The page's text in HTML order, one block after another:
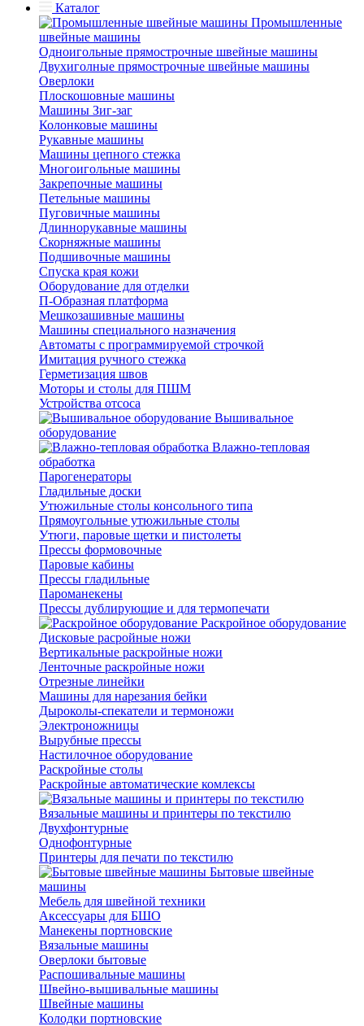
Каталог
Промышленные
швейные машины
Одноигольные прямострочные швейные машины
Двухиголные прямострочные швейные машины
Оверлоки
Плоскошовные машины
Машины Зиг-заг
Колонковые машины
Рукавные машины
Машины цепного стежка
Многоигольные машины
Закрепочные машины
Петельные машины
Пуговичные машины
Длиннорукавные машины
Скорняжные машины
Подшивочные машины
Спуска края кожи
Оборудование для отделки
П-Образная платформа
Мешкозашивные машины
Машины специального назначения
Автоматы с программируемой строчкой
Имитация ручного стежка
Герметизация швов
Моторы и столы для ПШМ
Устройства отсоса
Вышивальное
оборудование
Влажно-тепловая
обработка
Парогенераторы
Гладильные доски
Утюжильные столы консольного типа
Прямоугольные утюжильные столы
Утюги, паровые щетки и пистолеты
Прессы формовочные
Паровые кабины
Прессы гладильные
Пароманекены
Прессы дублирующие и для термопечати
Раскройное оборудование
Дисковые расройные ножи
Вертикальные раскройные ножи
Ленточные раскройные ножи
Отрезные линейки
Машины для нарезания бейки
Дыроколы-спекатели и термоножи
Электроножницы
Вырубные прессы
Настилочное оборудование
Раскройные столы
Раскройные автоматические комлексы
Вязальные машины и принтеры по текстилю
Двухфонтурные
Однофонтурные
Принтеры для печати по текстилю
Бытовые швейные
машины
Мебель для швейной техники
Аксессуары для БШО
Манекены портновские
Вязальные машины
Оверлоки бытовые
Распошивальные машины
Швейно-вышивальные машины
Швейные машины
Колодки портновские